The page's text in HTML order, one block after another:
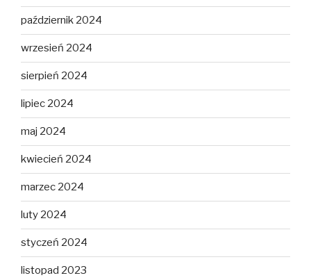
październik 2024
wrzesień 2024
sierpień 2024
lipiec 2024
maj 2024
kwiecień 2024
marzec 2024
luty 2024
styczeń 2024
listopad 2023